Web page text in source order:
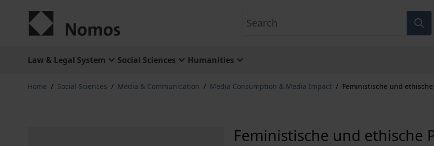
Law & Legal System Social Sciences Humanities
Home / Social Sciences / Media & Communication / Media Consumption & Media Impact / Feministische und
Feministische und ethische